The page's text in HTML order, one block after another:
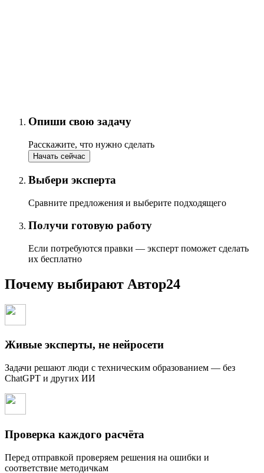
Опиши свою задачу
Расскажите, что нужно сделать
Начать сейчас
Выбери эксперта
Сравните предложения и выберите подходящего
Получи готовую работу
Если потребуются правки — эксперт поможет сделать
их бесплатно
Почему выбирают Автор24
Живые эксперты, не нейросети
Задачи решают люди с техническим образованием — без
ChatGPT и других ИИ
Проверка каждого расчёта
Перед отправкой проверяем решения на ошибки и
соответствие методичкам